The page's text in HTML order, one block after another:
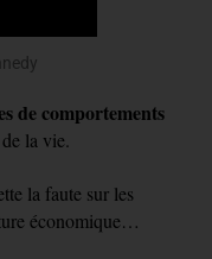
de comportements
la vie.
la faute sur les
économique…